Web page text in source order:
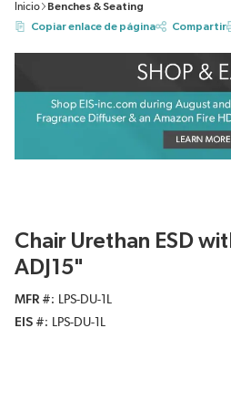
Inicio
Benches & Seating
Copiar enlace de página
Compartir
Chair Urethan ESD
ADJ15"
MFR #
LPS-DU-1L
EIS #
LPS-DU-1L